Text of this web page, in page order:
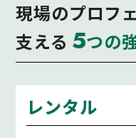
現場のプロフ
支える 5つの
レンタル